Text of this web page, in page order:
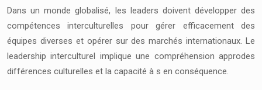
Dans un monde globalisé, les leaders doivent développer des
compétences interculturelles pour gérer efficacement des
équipes diverses et opérer sur des marchés internationaux. Le
leadership interculturel implique une compréhension approdes
différences culturelles et la capacité à s en conséquence.